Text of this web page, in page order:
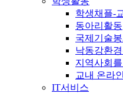
학생채플-
동아리활동
국제기술
낙동강환
지역사회
교내 온라
IT서비스